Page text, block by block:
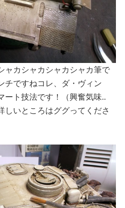
ャカシャカシャカシャカ筆で
チですねコレ、ダ・ヴィン
ート技法です！（興奮気味..
しいところはググってくださ